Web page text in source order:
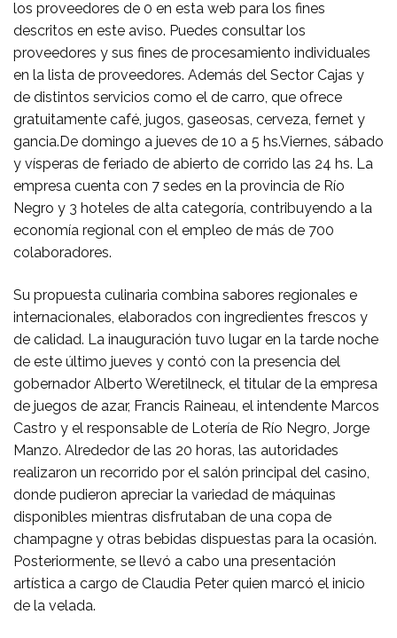
los proveedores de 0 en esta web para los fines
descritos en este aviso. Puedes consultar los
proveedores y sus fines de procesamiento individuales
en la lista de proveedores. Además del Sector Cajas y
de distintos servicios como el de carro, que ofrece
gratuitamente café, jugos, gaseosas, cerveza, fernet y
gancia.De domingo a jueves de 10 a 5 hs.Viernes, sábado
y vísperas de feriado de abierto de corrido las 24 hs. La
empresa cuenta con 7 sedes en la provincia de Río
Negro y 3 hoteles de alta categoría, contribuyendo a la
economía regional con el empleo de más de 700
colaboradores.
Su propuesta culinaria combina sabores regionales e
internacionales, elaborados con ingredientes frescos y
de calidad. La inauguración tuvo lugar en la tarde noche
de este último jueves y contó con la presencia del
gobernador Alberto Weretilneck, el titular de la empresa
de juegos de azar, Francis Raineau, el intendente Marcos
Castro y el responsable de Lotería de Río Negro, Jorge
Manzo. Alrededor de las 20 horas, las autoridades
realizaron un recorrido por el salón principal del casino,
donde pudieron apreciar la variedad de máquinas
disponibles mientras disfrutaban de una copa de
champagne y otras bebidas dispuestas para la ocasión.
Posteriormente, se llevó a cabo una presentación
artística a cargo de Claudia Peter quien marcó el inicio
de la velada.